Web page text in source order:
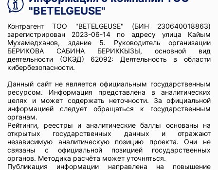
"BETELGEUSE"
Контрагент ТОО "BETELGEUSE" (БИН 230640018863)
зарегистрирован 2023-06-14 по адресу улица Кайым
Мухамедханов, здание 5. Руководитель организации
БЕРИКОВА САБИНА БЕРИККЫЗЫ, основной вид
деятельности (ОКЭД) 62092: Деятельность в области
кибербезопасности.
Данный сайт не является официальным государственным
ресурсом. Информация представлена в аналитических
целях и может содержать неточности. За официальной
информацией следует обращаться к государственным
органам.
Рейтинги, реестры и аналитические баллы основаны на
открытых государственных данных и отражают
независимую аналитическую позицию проекта. Они не
связаны с официальной позицией государственных
органов. Методика расчёта может уточняться.
Публикация информации направлена на повышение